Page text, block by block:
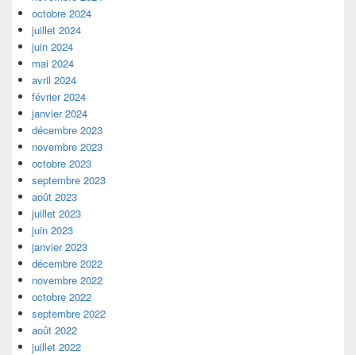
octobre 2024
juillet 2024
juin 2024
mai 2024
avril 2024
février 2024
janvier 2024
décembre 2023
novembre 2023
octobre 2023
septembre 2023
août 2023
juillet 2023
juin 2023
janvier 2023
décembre 2022
novembre 2022
octobre 2022
septembre 2022
août 2022
juillet 2022